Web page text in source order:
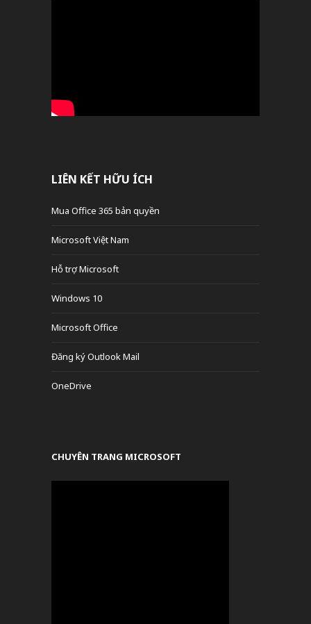
LIÊN KẾT HỮU ÍCH
Mua Office 365 bản quyền
Microsoft Việt Nam
Hỗ trợ Microsoft
Windows 10
Microsoft Office
Đăng ký Outlook Mail
OneDrive
CHUYÊN TRANG MICROSOFT